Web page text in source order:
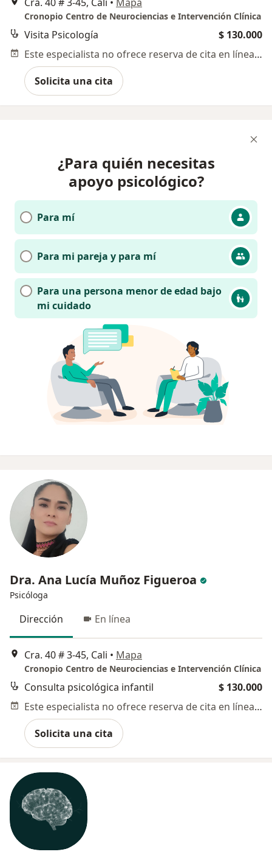
Cronopio Centro de Neurociencias e Intervención Clínica
Visita Psicología
$ 130.000
Este especialista no ofrece reserva de cita en línea en esta dirección.
Solicita una cita
¿Para quién necesitas
apoyo psicológico?
Para mí
Para mi pareja y para mí
Para una persona menor de edad bajo
mi cuidado
Dra. Ana Lucía Muñoz Figueroa
Psicóloga
Dirección En línea
Cra. 40 # 3-45, Cali • Mapa
Cronopio Centro de Neurociencias e Intervención Clínica
Consulta psicológica infantil
$ 130.000
Este especialista no ofrece reserva de cita en línea en esta dirección.
Solicita una cita